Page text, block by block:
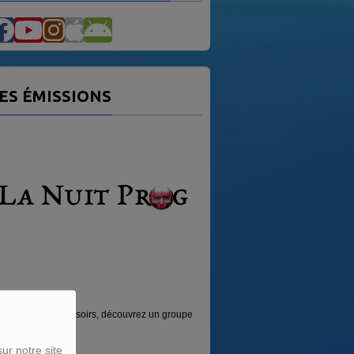
notre site
ÉMISSIONS
soirs, découvrez un groupe
Émission sur la musique des 4 coins du